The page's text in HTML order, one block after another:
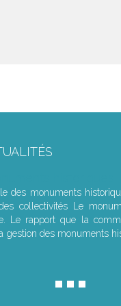
des monuments
collectivités Le
Le rapport que la
gestion des monuments